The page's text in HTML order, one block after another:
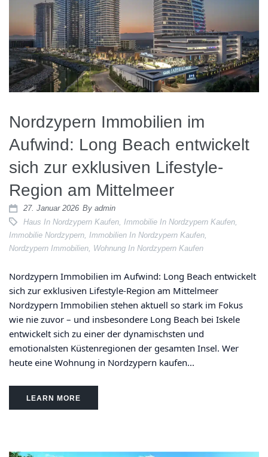
Nordzypern Immobilien im
Aufwind: Long Beach entwickelt
sich zur exklusiven Lifestyle-
Region am Mittelmeer
27. Januar 2026 By admin
Haus In Nordzypern Kaufen Immobilie In Nordzypern Kaufen
Immobilie Nordzypern, Immobilien In Nordzypern Kaufen,
Nordzypern Immobilien, Wohnung In Nordzypern Kaufen
Nordzypern Immobilien im Aufwind: Long Beach entwickelt
sich zur exklusiven Lifestyle-Region am Mittelmeer
Nordzypern Immobilien stehen aktuell so stark im Fokus
wie nie zuvor – und insbesondere Long Beach bei Iskele
entwickelt sich zu einer der dynamischsten und
emotionalsten Küstenregionen der gesamten Insel. Wer
heute eine Wohnung in Nordzypern kaufen...
LEARN MORE